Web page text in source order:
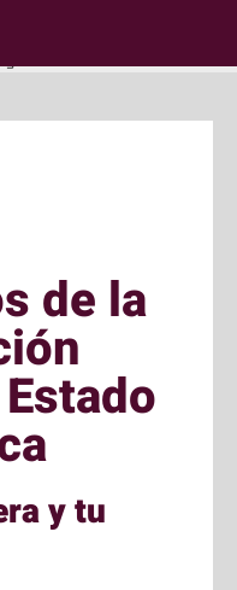
de la
y tu